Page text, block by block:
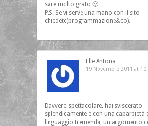
sare molto grato 🙂
P.S. Se vi serve una mano con il sito
chiedete(programmazione&co).
Elle Antona
19 Novembre 2011 at
Davvero spettacolare, hai sviscerato
splendidamente e con una caparbietà
linguaggio tremenda, un argomento